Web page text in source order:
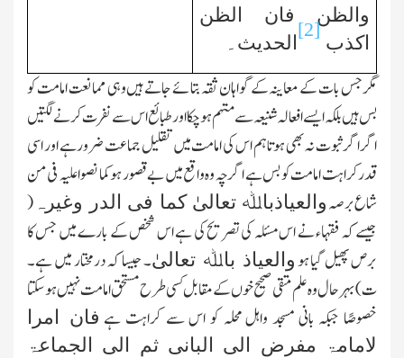
والظن فان الظن
اکذب
[2]
الحدیث۔
مگرجس بات کے معاینہ کے گواہان ثقہ بتائے جاتے ہیں وہی ممانعت امامت کو
بس ہیں بلکہ ایسے افعالہ شنیعہ سے متہم ہو چکا اور طبائع اس سے نفرت کرنے لگتیں
اگر اگر ثبوت نہ بھی ہو تاہم اس کی امامت میں تقلیل جماعت ضرور ہے اور اسی
قدر کراہت امامت کو بس ہے اگر چہ وہ واقع میں بے قصور ہو کما نصوا علیہ فی من
شاع برصہوالعیاذباﷲ تعالیٰ کما فی الدر وغیرہ (
جیسے کہ فقہاء نے اس مسئلہ کی تصریح کی ہے اس شخص کے بارے میں جس کا
برص پھیل گیا ہووالعیاذ باﷲ تعالیٰ۔ جیسا کہ درمختار میں ہے۔
ت) بہر حال وہ علم متقی صحیح خوں کے مقابل کسی طرح مستحق امامت نہیں ہوسکتا
خصوصًا جبکہ بانی مسجد واہل محلہ کو اس سے کراہت ہے فان امرا
لامامۃ مفرض الی البانی ثم الی الجماعۃ